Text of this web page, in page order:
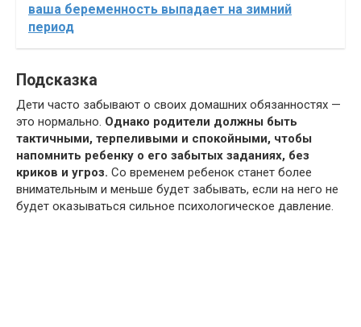
ваша беременность выпадает на зимний
период
Подсказка
Дети часто забывают о своих домашних обязанностях —
это нормально. Однако родители должны быть
тактичными, терпеливыми и спокойными, чтобы
напомнить ребенку о его забытых заданиях, без
криков и угроз. Со временем ребенок станет более
внимательным и меньше будет забывать, если на него не
будет оказываться сильное психологическое давление.